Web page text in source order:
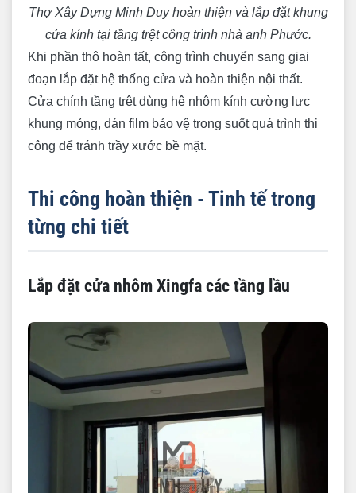
Thợ Xây Dựng Minh Duy hoàn thiện và lắp đặt khung
cửa kính tại tầng trệt công trình nhà anh Phước.
Khi phần thô hoàn tất, công trình chuyển sang giai
đoạn lắp đặt hệ thống cửa và hoàn thiện nội thất.
Cửa chính tầng trệt dùng hệ nhôm kính cường lực
khung mỏng, dán film bảo vệ trong suốt quá trình thi
công để tránh trầy xước bề mặt.
Thi công hoàn thiện - Tinh tế trong
từng chi tiết
Lắp đặt cửa nhôm Xingfa các tầng lầu